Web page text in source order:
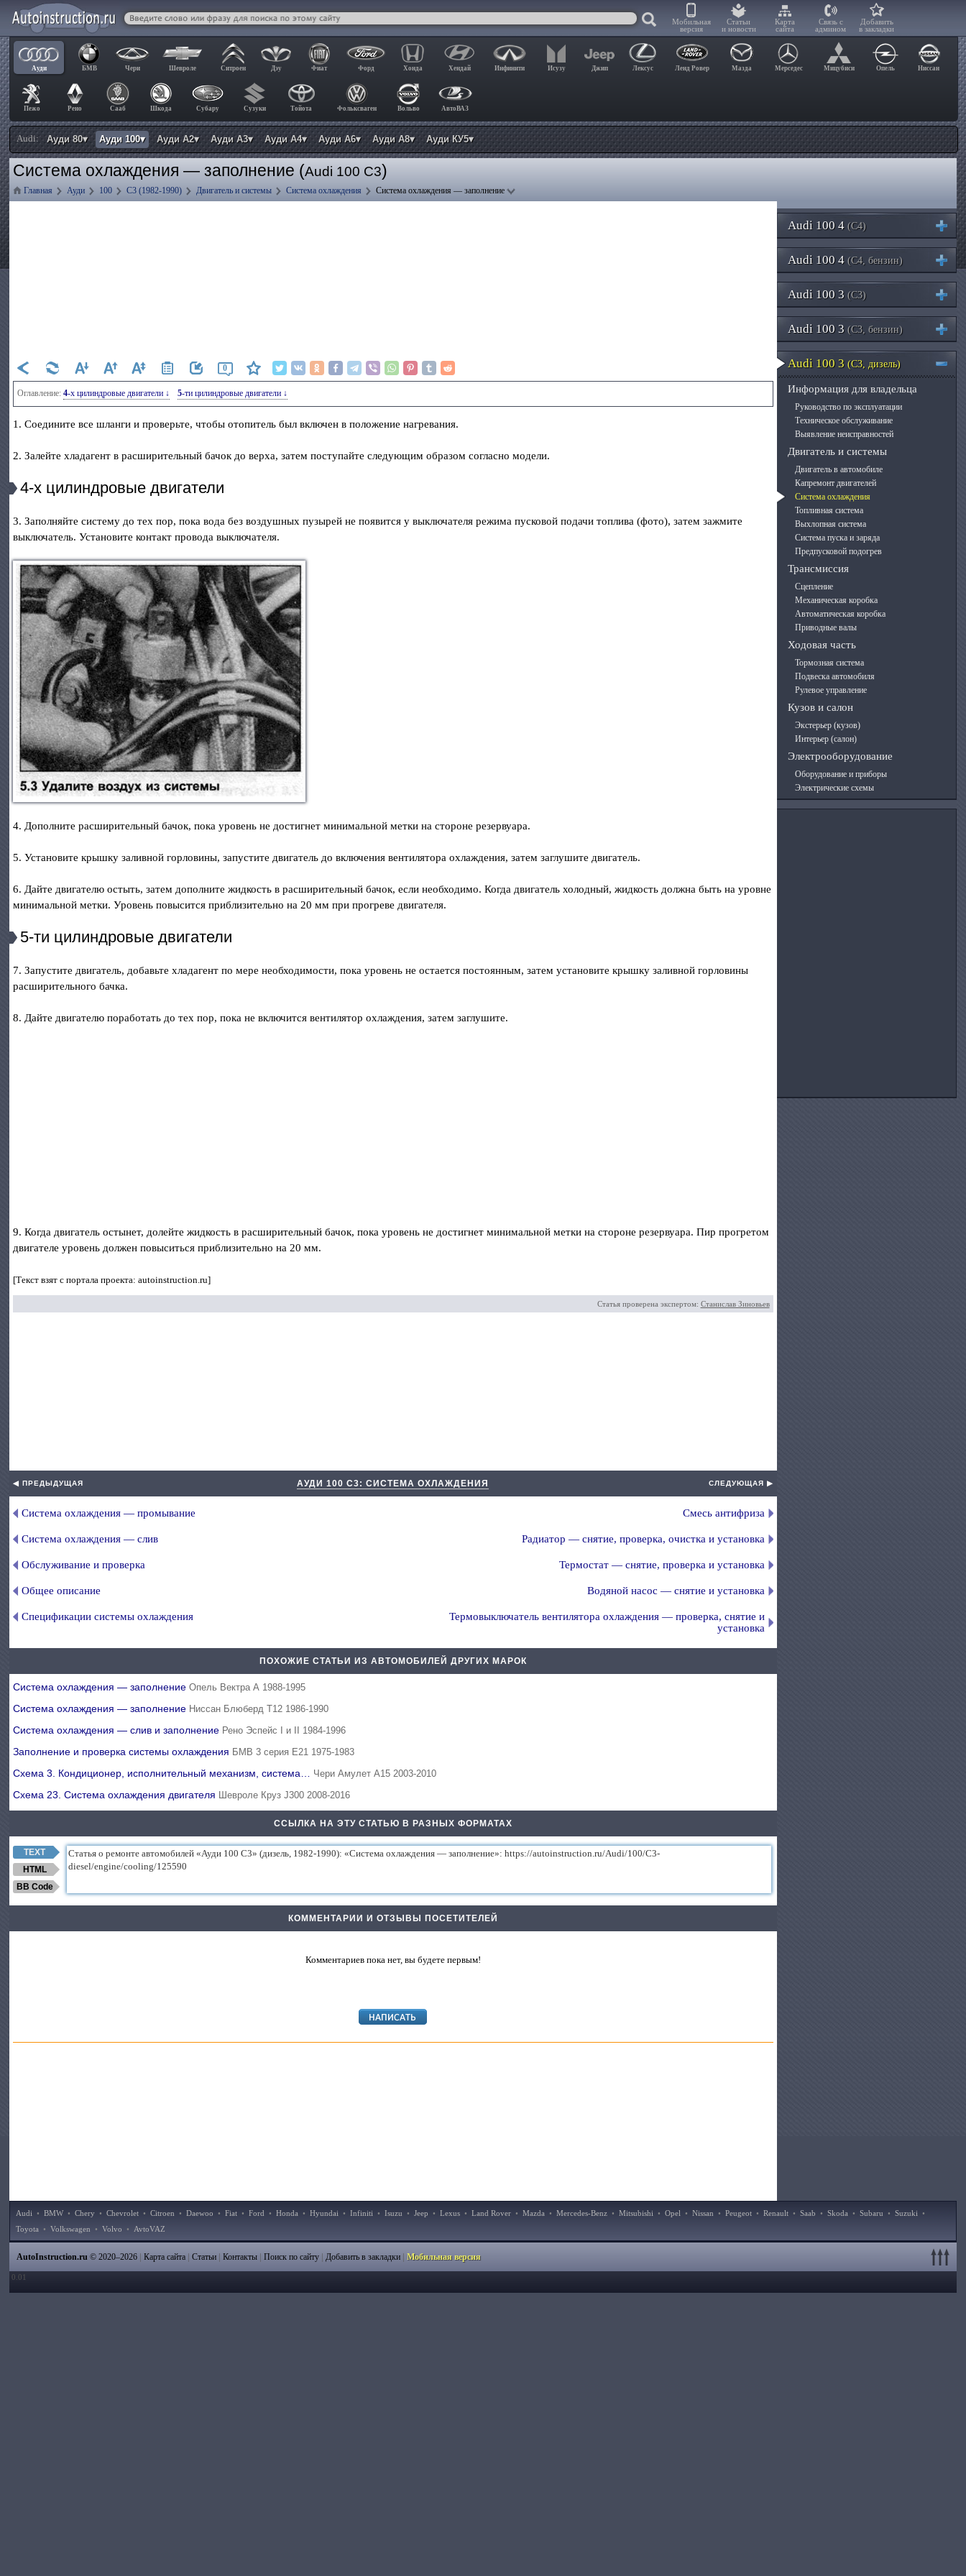
Мобильная
версия
Статьи
и новости
Карта
сайта
Связь с
админом
Добавить
в закладки
Ауди БМВ Чери Шевроле Ситроен Дэу Фиат Форд Хонда Хендай Инфинити Исузу Джип Лексус Ленд Ровер Мазда Мерседес Мицубиси Опель Ниссан
Пежо Рено Сааб Шкода Субару Сузуки Тойота Фольксваген Вольво АвтоВАЗ
Audi: Ауди 80▾ Ауди 100▾ Ауди А2▾ Ауди А3▾ Ауди А4▾ Ауди А6▾ Ауди А8▾ Ауди КУ5▾
Система охлаждения — заполнение (Audi 100 C3)
Главная Ауди 100 C3 (1982-1990) Двигатель и системы Система охлаждения Система охлаждения — заполнение
0
Оглавление: 4-х цилиндровые двигатели ↓ 5-ти цилиндровые двигатели ↓
1. Соедините все шланги и проверьте, чтобы отопитель был включен в положение нагревания.
2. Залейте хладагент в расширительный бачок до верха, затем поступайте следующим образом согласно модели.
4-х цилиндровые двигатели
3. Заполняйте систему до тех пор, пока вода без воздушных пузырей не появится у выключателя режима пусковой подачи топлива (фото), затем зажмите
выключатель. Установите контакт провода выключателя.
4. Дополните расширительный бачок, пока уровень не достигнет минимальной метки на стороне резервуара.
5. Установите крышку заливной горловины, запустите двигатель до включения вентилятора охлаждения, затем заглушите двигатель.
6. Дайте двигателю остыть, затем дополните жидкость в расширительный бачок, если необходимо. Когда двигатель холодный, жидкость должна быть на уровне
минимальной метки. Уровень повысится приблизительно на 20 мм при прогреве двигателя.
5-ти цилиндровые двигатели
7. Запустите двигатель, добавьте хладагент по мере необходимости, пока уровень не остается постоянным, затем установите крышку заливной горловины
расширительного бачка.
8. Дайте двигателю поработать до тех пор, пока не включится вентилятор охлаждения, затем заглушите.
9. Когда двигатель остынет, долейте жидкость в расширительный бачок, пока уровень не достигнет минимальной метки на стороне резервуара. Пир прогретом
двигателе уровень должен повыситься приблизительно на 20 мм.
[Текст взят с портала проекта: autoinstruction.ru]
Статья проверена экспертом: Станислав Зиновьев
◀ ПРЕДЫДУЩАЯ АУДИ 100 С3: СИСТЕМА ОХЛАЖДЕНИЯ СЛЕДУЮЩАЯ ▶
Система охлаждения — промывание
Система охлаждения — слив
Обслуживание и проверка
Общее описание
Спецификации системы охлаждения
Смесь антифриза
Радиатор — снятие, проверка, очистка и установка
Термостат — снятие, проверка и установка
Водяной насос — снятие и установка
Термовыключатель вентилятора охлаждения — проверка, снятие и
установка
ПОХОЖИЕ СТАТЬИ ИЗ АВТОМОБИЛЕЙ ДРУГИХ МАРОК
Система охлаждения — заполнениеОпель Вектра А 1988-1995
Система охлаждения — заполнение Ниссан Блюберд Т12 1986-1990
Система охлаждения — слив и заполнение Рено Эспейс I и II 1984-1996
Заполнение и проверка системы охлаждения БМВ 3 серия Е21 1975-1983
Схема 3. Кондиционер, исполнительный механизм, система… Чери Амулет А15 2003-2010
Схема 23. Система охлаждения двигателя Шевроле Круз J300 2008-2016
ССЫЛКА НА ЭТУ СТАТЬЮ В РАЗНЫХ ФОРМАТАХ
TEXT
HTML
BB Code
КОММЕНТАРИИ И ОТЗЫВЫ ПОСЕТИТЕЛЕЙ
Комментариев пока нет, вы будете первым!
Audi 100 4 (C4)
Audi 100 4 (C4, бензин)
Audi 100 3 (C3)
Audi 100 3 (C3, бензин)
Audi 100 3 (C3, дизель)
Информация для владельца
Руководство по эксплуатации
Техническое обслуживание
Выявление неисправностей
Двигатель и системы
Двигатель в автомобиле
Капремонт двигателей
Система охлаждения
Топливная система
Выхлопная система
Система пуска и заряда
Предпусковой подогрев
Трансмиссия
Сцепление
Механическая коробка
Автоматическая коробка
Приводные валы
Ходовая часть
Тормозная система
Подвеска автомобиля
Рулевое управление
Кузов и салон
Экстерьер (кузов)
Интерьер (салон)
Электрооборудование
Оборудование и приборы
Электрические схемы
Audi • BMW • Chery • Chevrolet • Citroen • Daewoo • Fiat • Ford • Honda • Hyundai • Infiniti • Isuzu • Jeep • Lexus • Land Rover • Mazda • Mercedes-Benz • Mitsubishi • Opel • Nissan • Peugeot • Renault • Saab • Skoda • Subaru • Suzuki •
Toyota • Volkswagen • Volvo • AvtoVAZ
AutoInstruction.ru © 2020–2026 |Карта сайта |Статьи |Контакты |Поиск по сайту |Добавить в закладки |Мобильная версия
0.01